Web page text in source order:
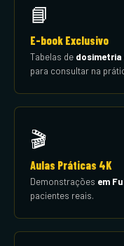
📘
E-book Exclusivo
Tabelas de
para consultar na
🎬
Aulas Práticas 4K
Demonstrações em
pacientes reais.